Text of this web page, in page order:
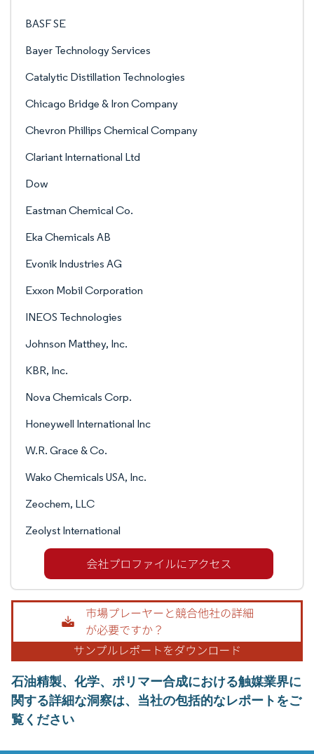
BASF SE
Bayer Technology Services
Catalytic Distillation Technologies
Chicago Bridge & Iron Company
Chevron Phillips Chemical Company
Clariant International Ltd
Dow
Eastman Chemical Co.
Eka Chemicals AB
Evonik Industries AG
Exxon Mobil Corporation
INEOS Technologies
Johnson Matthey, Inc.
KBR, Inc.
Nova Chemicals Corp.
Honeywell International Inc
W.R. Grace & Co.
Wako Chemicals USA, Inc.
Zeochem, LLC
Zeolyst International
石油精製、化学、ポリマー合成における触媒業界に
関する詳細な洞察は、当社の包括的なレポートをご
覧ください